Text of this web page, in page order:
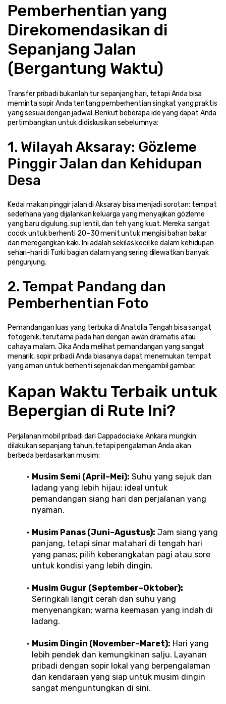
Pemberhentian yang
Direkomendasikan di
Sepanjang Jalan
(Bergantung Waktu)
Transfer pribadi bukanlah tur sepanjang hari, tetapi Anda bisa
meminta sopir Anda tentang pemberhentian singkat yang praktis
yang sesuai dengan jadwal. Berikut beberapa ide yang dapat Anda
pertimbangkan untuk didiskusikan sebelumnya:
1. Wilayah Aksaray: Gözleme
Pinggir Jalan dan Kehidupan
Desa
Kedai makan pinggir jalan di Aksaray bisa menjadi sorotan: tempat
sederhana yang dijalankan keluarga yang menyajikan gözleme
yang baru digulung, sup lentil, dan teh yang kuat. Mereka sangat
cocok untuk berhenti 20–30 menit untuk mengisi bahan bakar
dan meregangkan kaki. Ini adalah sekilas kecil ke dalam kehidupan
sehari-hari di Turki bagian dalam yang sering dilewatkan banyak
pengunjung.
2. Tempat Pandang dan
Pemberhentian Foto
Pemandangan luas yang terbuka di Anatolia Tengah bisa sangat
fotogenik, terutama pada hari dengan awan dramatis atau
cahaya malam. Jika Anda melihat pemandangan yang sangat
menarik, sopir pribadi Anda biasanya dapat menemukan tempat
yang aman untuk berhenti sejenak dan mengambil gambar.
Kapan Waktu Terbaik untuk
Bepergian di Rute Ini?
Perjalanan mobil pribadi dari Cappadocia ke Ankara mungkin
dilakukan sepanjang tahun, tetapi pengalaman Anda akan
berbeda berdasarkan musim:
Musim Semi (April–Mei): Suhu yang sejuk dan
ladang yang lebih hijau; ideal untuk
pemandangan siang hari dan perjalanan yang
nyaman.
Musim Panas (Juni–Agustus): Jam siang yang
panjang, tetapi sinar matahari di tengah hari
yang panas; pilih keberangkatan pagi atau sore
untuk kondisi yang lebih dingin.
Musim Gugur (September–Oktober):
Seringkali langit cerah dan suhu yang
menyenangkan; warna keemasan yang indah di
ladang.
Musim Dingin (November–Maret): Hari yang
lebih pendek dan kemungkinan salju. Layanan
pribadi dengan sopir lokal yang berpengalaman
dan kendaraan yang siap untuk musim dingin
sangat menguntungkan di sini.